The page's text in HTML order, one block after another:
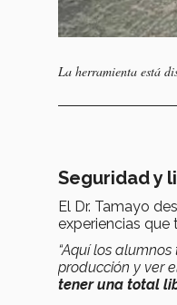
La herramienta está
Seguridad y
El Dr. Tamayo
experiencias que
“Aquí los
producción y ver
tener una total